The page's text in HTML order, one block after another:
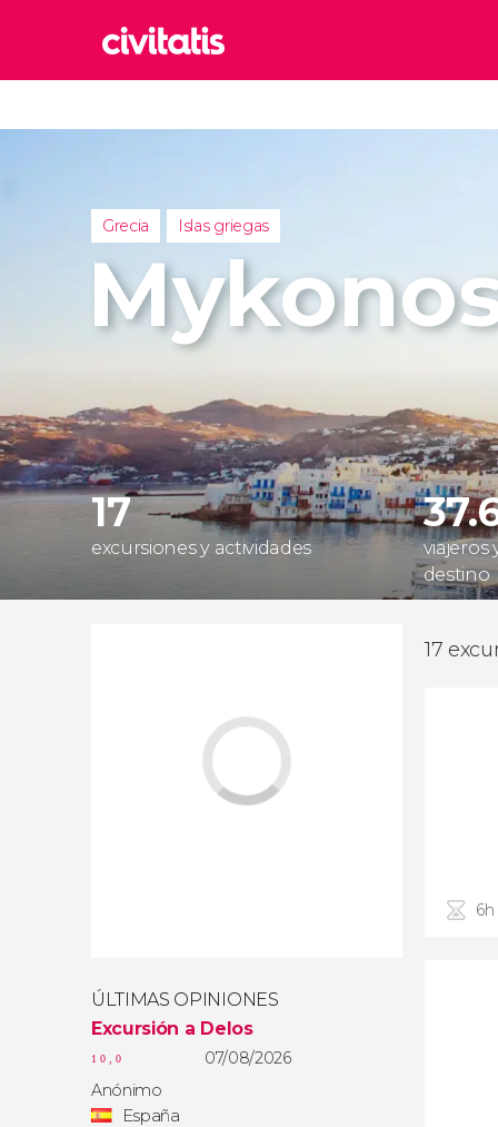
Italia
Grecia Islas griegas
17
excursiones y actividades
viajeros
destino
ÚLTIMAS OPINIONES
Excursión a Delos
10,0
07/08/2026
Anónimo
España
17